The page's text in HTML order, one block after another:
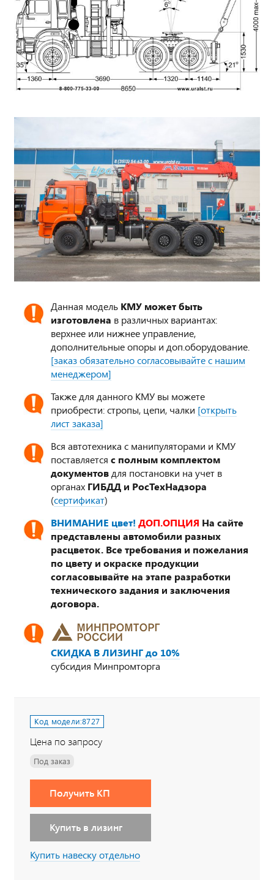
Данная модель КМУ может быть
изготовлена в различных вариантах:
верхнее или нижнее управление,
дополнительные опоры и доп.оборудование.
[заказ обязательно согласовывайте с нашим
менеджером]
Также для данного КМУ вы можете
приобрести: стропы, цепи, чалки [открыть
лист заказа]
Вся автотехника с манипуляторами и КМУ
поставляется с полным комплектом
документов для постановки на учет в
органах ГИБДД и РосТехНадзора
(сертификат)
ВНИМАНИЕ цвет! ДОП.ОПЦИЯ На сайте
представлены автомобили разных
расцветок. Все требования и пожелания
по цвету и окраске продукции
согласовывайте на этапе разработки
технического задания и заключения
договора.
СКИДКА В ЛИЗИНГ до 10%
субсидия Минпромторга
Код модели:8727
Цена по запросу
Под заказ
Получить КП
Купить в лизинг
Купить навеску отдельно